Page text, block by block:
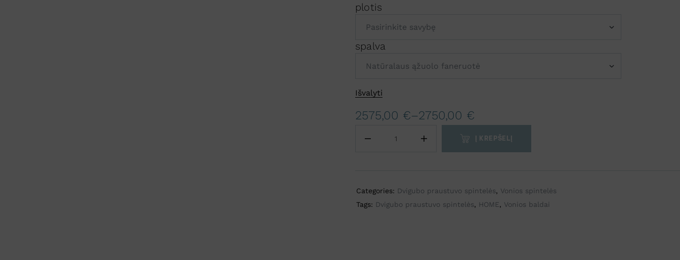
plotis
spalva
Išvalyti
2575,00 €–2750,00 €
Į KREPŠELĮ
l
t
e
Categories: Dvigubo praustuvo spintelės, Vonios spintelės
Tags: Dvigubo praustuvo spintelės, HOME, Vonios baldai